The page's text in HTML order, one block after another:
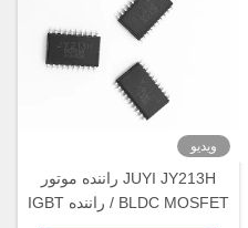
ویدیو
JUYI JY213H راننده موتور
BLDC MOSFET / راننده IGBT